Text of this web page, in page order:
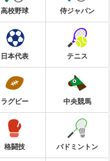
高校野球 侍ジャパン
日本代表 テニス
ラグビー 中央競馬
格闘技 バドミントン